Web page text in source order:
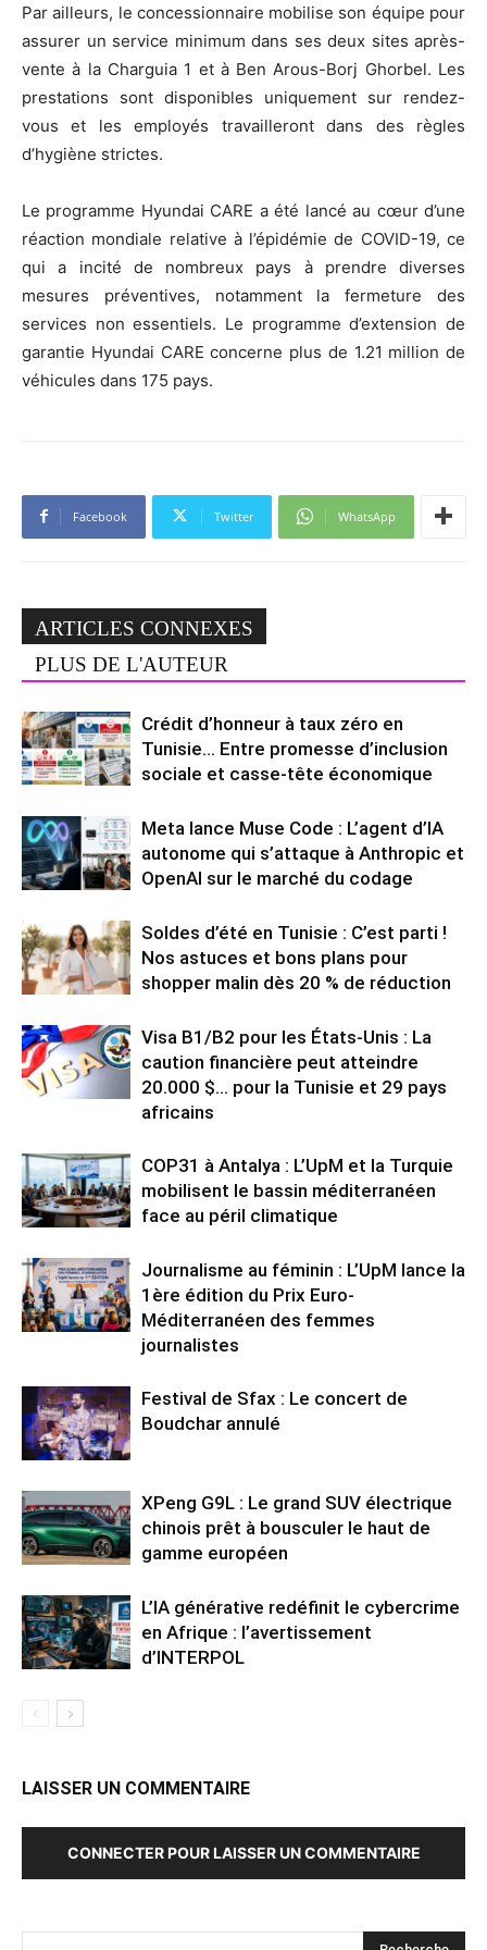
Par ailleurs, le concessionnaire mobilise son équipe pour
assurer un service minimum dans ses deux sites après-
vente à la Charguia 1 et à Ben Arous-Borj Ghorbel. Les
prestations sont disponibles uniquement sur rendez-
vous et les employés travailleront dans des règles
d’hygiène strictes.
Le programme Hyundai CARE a été lancé au cœur d’une
réaction mondiale relative à l’épidémie de COVID-19, ce
qui a incité de nombreux pays à prendre diverses
mesures préventives, notamment la fermeture des
services non essentiels. Le programme d’extension de
garantie Hyundai CARE concerne plus de 1.21 million de
véhicules dans 175 pays.
Facebook Twitter WhatsApp
ARTICLES CONNEXES
PLUS DE L'AUTEUR
Crédit d’honneur à taux zéro en
Tunisie… Entre promesse d’inclusion
sociale et casse-tête économique
Meta lance Muse Code : L’agent d’IA
autonome qui s’attaque à Anthropic et
OpenAI sur le marché du codage
Soldes d’été en Tunisie : C’est parti !
Nos astuces et bons plans pour
shopper malin dès 20 % de réduction
Visa B1/B2 pour les États-Unis : La
caution financière peut atteindre
20.000 $… pour la Tunisie et 29 pays
africains
COP31 à Antalya : L’UpM et la Turquie
mobilisent le bassin méditerranéen
face au péril climatique
Journalisme au féminin : L’UpM lance la
1ère édition du Prix Euro-
Méditerranéen des femmes
journalistes
Festival de Sfax : Le concert de
Boudchar annulé
XPeng G9L : Le grand SUV électrique
chinois prêt à bousculer le haut de
gamme européen
L’IA générative redéfinit le cybercrime
en Afrique : l’avertissement
d’INTERPOL
LAISSER UN COMMENTAIRE
CONNECTER POUR LAISSER UN COMMENTAIRE